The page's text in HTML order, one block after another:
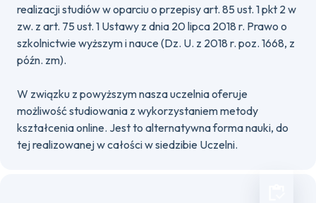
realizacji studiów w oparciu o przepisy art. 85 ust. 1 pkt 2 w
zw. z art. 75 ust. 1 Ustawy z dnia 20 lipca 2018 r. Prawo o
szkolnictwie wyższym i nauce (Dz. U. z 2018 r. poz. 1668, z
późn. zm).
W związku z powyższym nasza uczelnia oferuje
możliwość studiowania z wykorzystaniem metody
kształcenia online. Jest to alternatywna forma nauki, do
tej realizowanej w całości w siedzibie Uczelni.